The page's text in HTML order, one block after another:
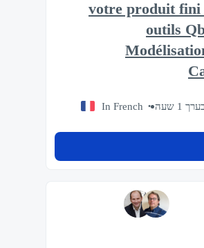
votre produit fini
outils
1 שעה In French